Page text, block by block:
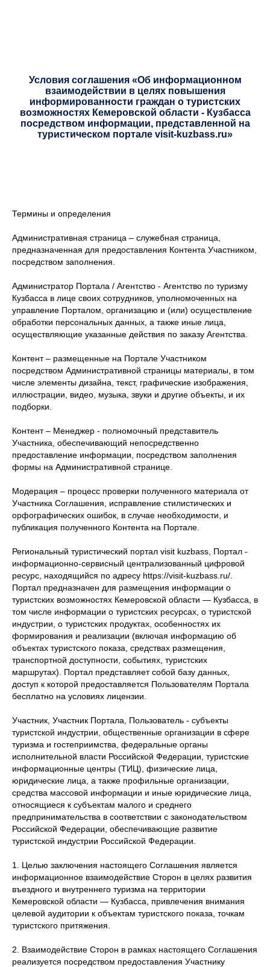
Условия соглашения «Об информационном
взаимодействии в целях повышения
информированности граждан о туристских
возможностях Кемеровской области - Кузбасса
посредством информации, представленной на
туристическом портале visit-kuzbass.ru»
Термины и определения
Административная страница – служебная страница,
предназначенная для предоставления Контента Участником,
посредством заполнения.
Администратор Портала / Агентство - Агентство по туризму
Кузбасса в лице своих сотрудников, уполномоченных на
управление Порталом, организацию и (или) осуществление
обработки персональных данных, а также иные лица,
осуществляющие указанные действия по заказу Агентства.
Контент – размещенные на Портале Участником
посредством Административной страницы материалы, в том
числе элементы дизайна, текст, графические изображения,
иллюстрации, видео, музыка, звуки и другие объекты, и их
подборки.
Контент – Менеджер - полномочный представитель
Участника, обеспечивающий непосредственно
предоставление информации, посредством заполнения
формы на Административной странице.
Модерация – процесс проверки полученного материала от
Участника Соглашения, исправление стилистических и
орфографических ошибок, в случае необходимости, и
публикация полученного Контента на Портале.
Региональный туристический портал visit kuzbass, Портал -
информационно-сервисный централизованный цифровой
ресурс, находящийся по адресу https://visit-kuzbass.ru/.
Портал предназначен для размещения информации о
туристских возможностях Кемеровской области — Кузбасса, в
том числе информации о туристских ресурсах, о туристской
индустрии, о туристских продуктах, особенностях их
формирования и реализации (включая информацию об
объектах туристского показа, средствах размещения,
транспортной доступности, событиях, туристских
маршрутах). Портал представляет собой базу данных,
доступ к которой предоставляется Пользователям Портала
бесплатно на условиях лицензии.
Участник, Участник Портала, Пользователь - субъекты
туристской индустрии, общественные организации в сфере
туризма и гостеприимства, федеральные органы
исполнительной власти Российской Федерации, туристские
информационные центры (ТИЦ), физические лица,
юридические лица, а также профильные организации,
средства массовой информации и иные юридические лица,
относящиеся к субъектам малого и среднего
предпринимательства в соответствии с законодательством
Российской Федерации, обеспечивающие развитие
туристской индустрии Российской Федерации.
1. Целью заключения настоящего Соглашения является
информационное взаимодействие Сторон в целях развития
въездного и внутреннего туризма на территории
Кемеровской области — Кузбасса, привлечения внимания
целевой аудитории к объектам туристского показа, точкам
туристского притяжения.
2. Взаимодействие Сторон в рамках настоящего Соглашения
реализуется посредством предоставления Участнику